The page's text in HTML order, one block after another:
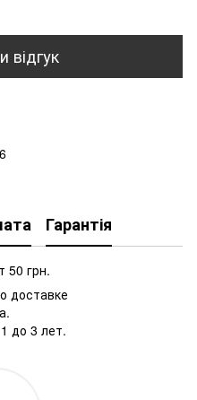
відгук
Гарантія
50 грн.
доставке
до 3 лет.